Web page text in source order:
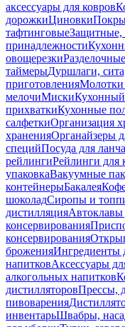
аксессуары для ковров
дорожкиЦиновки
тафтинговыеЗащитные,
принадлежности
овощерезки
таймерыДуршлаги,
приготовленияМолотки
мелочиМискиКухонный
прихваткиКухонные
салфеткиОрганизация
храненияОрганайзеры
специйПосуда для ланча
рейлингиРейлинги для
упаковкаВакуумные
контейнерыБакалея
шоколадСиропы и
дистилляцияАвтоклавы
консервирования
консервирования
броженияИнгредиенты
напитковАксессуары
алкогольных напитков
дистилляторовПрессы,
пивоварения
инвентарьШвабры,